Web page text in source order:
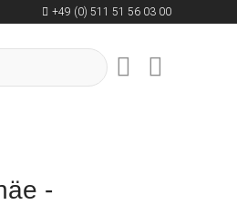
+49 (0) 511 51 56 03 00
-